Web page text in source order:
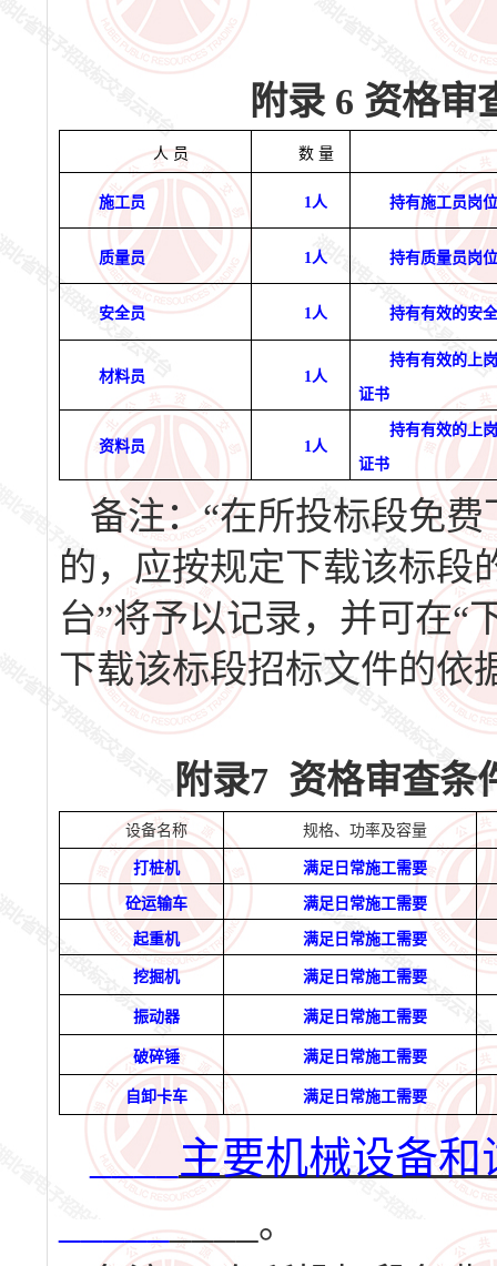
附录 6 资格审
人 员 数 量
施工员 1人 持有施工员岗
质量员 1人 持有质量员岗
安全员 1人 持有有效的安
材料员 1人
持有有效的上
证书
资料员 1人
持有有效的上
证书
备注：“在所投标段免
的，应按规定下载该标段
台”将予以记录，并可在“
下载该标段招标文件的依
附录7 资格审查条
设备名称 规格、功率及容量
打桩机 满足日常施工需要
砼运输车 满足日常施工需要
起重机 满足日常施工需要
挖掘机 满足日常施工需要
振动器 满足日常施工需要
破碎锤 满足日常施工需要
自卸卡车 满足日常施工需要
____ 主要机械设备
_________
。